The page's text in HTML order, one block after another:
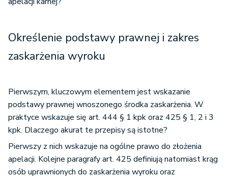
Określenie podstawy prawnej i zakres
zaskarżenia wyroku
Pierwszym, kluczowym elementem jest wskazanie
podstawy prawnej wnoszonego środka zaskarżenia. W
praktyce wskazuje się art. 444 § 1 kpk oraz 425 § 1, 2 i 3
kpk. Dlaczego akurat te przepisy są istotne?
Pierwszy z nich wskazuje na ogólne prawo do złożenia
apelacji. Kolejne paragrafy art. 425 definiują natomiast krąg
osób uprawnionych do zaskarżenia wyroku oraz